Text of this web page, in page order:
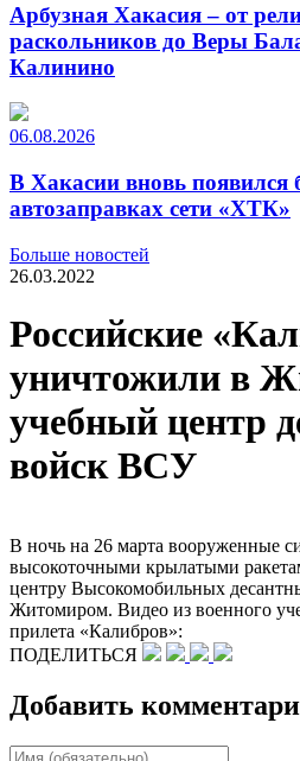
Арбузная Хакасия – от
раскольников до Веры
Калинино
06.08.2026
В Хакасии вновь появился
автозаправках сети «ХТК»
Больше новостей
26.03.2022
Российские
уничтожили в
учебный центр
войск ВСУ
В ночь на 26 марта вооруженные
высокоточными крылатыми
центру Высокомобильных
Житомиром. Видео из военного
прилета «Калибров»:
ПОДЕЛИТЬСЯ
Добавить